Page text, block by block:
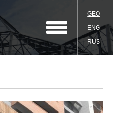
GEO
ENG
RUS